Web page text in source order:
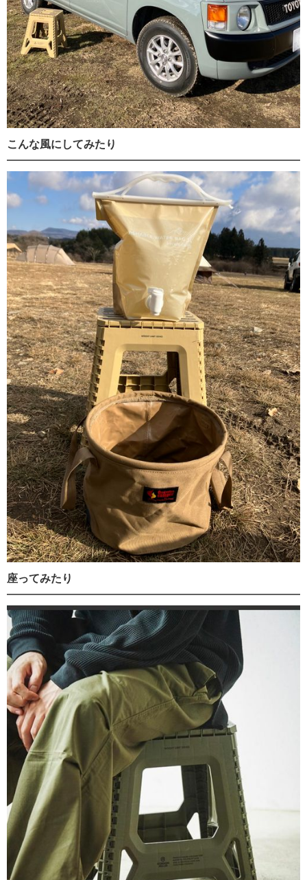
こんな風にしてみたり
座ってみたり